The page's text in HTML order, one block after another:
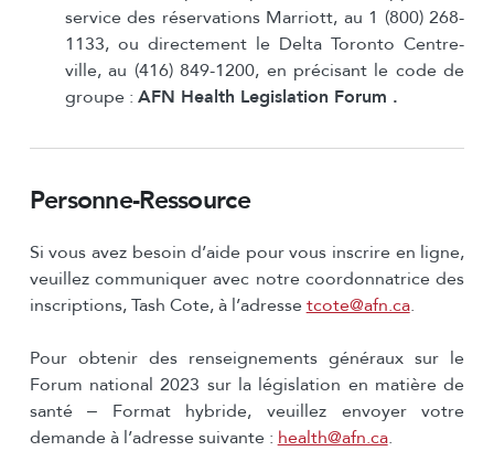
service des réservations Marriott, au 1 (800) 268-
1133, ou directement le Delta Toronto Centre-
ville, au (416) 849-1200, en précisant le code de
groupe : AFN Health Legislation Forum .
Personne-Ressource
Si vous avez besoin d’aide pour vous inscrire en ligne,
veuillez communiquer avec notre coordonnatrice des
inscriptions, Tash Cote, à l’adressetcote@afn.ca.
Pour obtenir des renseignements généraux sur le
Forum national 2023 sur la législation en matière de
santé ‒ Format hybride, veuillez envoyer votre
demande à l’adresse suivante : health@afn.ca.